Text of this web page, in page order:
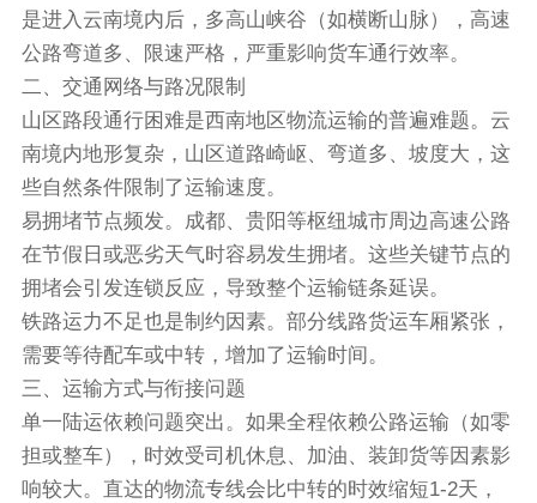
是进入云南境内后，多高山峡谷（如横断山脉），高速
公路弯道多、限速严格，严重影响货车通行效率。
二、交通网络与路况限制
山区路段通行困难是西南地区物流运输的普遍难题。云
南境内地形复杂，山区道路崎岖、弯道多、坡度大，这
些自然条件限制了运输速度。
易拥堵节点频发。成都、贵阳等枢纽城市周边高速公路
在节假日或恶劣天气时容易发生拥堵。这些关键节点的
拥堵会引发连锁反应，导致整个运输链条延误。
铁路运力不足也是制约因素。部分线路货运车厢紧张，
需要等待配车或中转，增加了运输时间。
三、运输方式与衔接问题
单一陆运依赖问题突出。如果全程依赖公路运输（如零
担或整车），时效受司机休息、加油、装卸货等因素影
响较大。直达的物流专线会比中转的时效缩短1-2天，